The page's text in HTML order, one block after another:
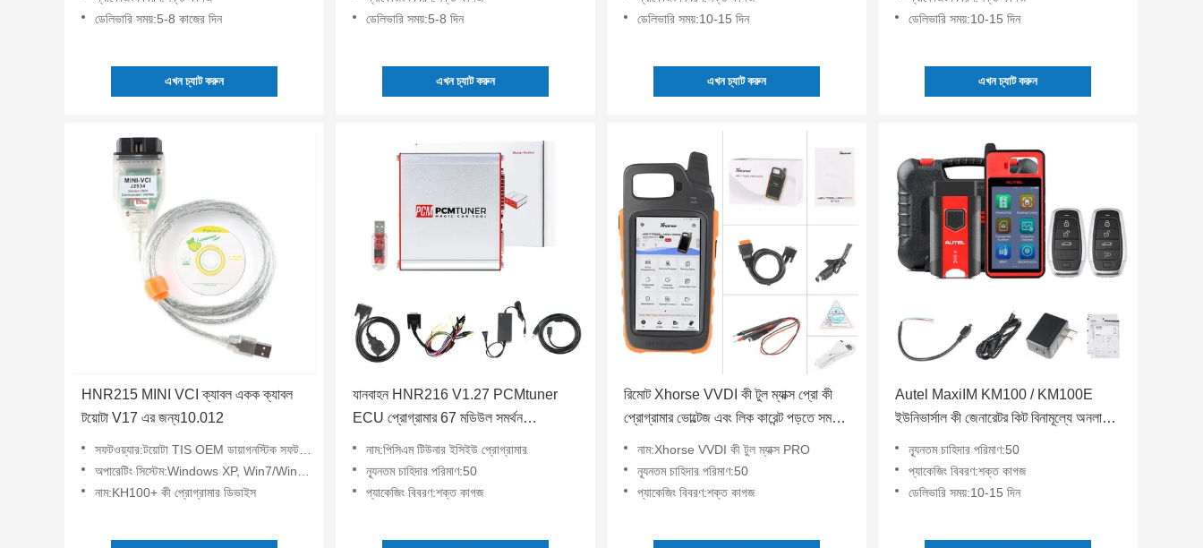
জন্যডেলিভারি সময়:5-8 কাজের দিন
এখন চ্যাট করুন
ডেলিভারি সময়:5-8 দিন
এখন চ্যাট করুন
ডেলিভারি সময়:10-15 দিন
এখন চ্যাট করুন
ডেলিভারি সময়:10-15 দিন
এখন চ্যাট করুন
HNR215 MINI VCI ক্যাবল একক ক্যাবল
টয়োটা V17 এর জন্য10.012
সফটওয়্যার:টয়োটা TIS OEM ডায়াগনস্টিক সফটওয়্যার
অপারেটিং সিস্টেম:Windows XP, Win7/Win8/Win10
নাম:KH100+ কী প্রোগ্রামার ডিভাইস
যানবাহন HNR216 V1.27 PCMtuner
ECU প্রোগ্রামার 67 মডিউল সমর্থন
Checksum Pinout ডায়াগ্রাম
নাম:পিসিএম টিউনার ইসিইউ প্রোগ্রামার
ন্যূনতম চাহিদার পরিমাণ:50
প্যাকেজিং বিবরণ:শক্ত কাগজ
রিমোট Xhorse VVDI কী টুল ম্যাক্স প্রো কী
প্রোগ্রামার ভোল্টেজ এবং লিক কারেন্ট পড়তে সমর্থন
নাম:Xhorse VVDI কী টুল ম্যাক্স PRO
ন্যূনতম চাহিদার পরিমাণ:50
প্যাকেজিং বিবরণ:শক্ত কাগজ
Autel MaxiIM KM100 / KM100E
ইউনিভার্সাল কী জেনারেটর কিট বিনামূল্যে অনলাইন
আজীবন আপডেট
ন্যূনতম চাহিদার পরিমাণ:50
প্যাকেজিং বিবরণ:শক্ত কাগজ
ডেলিভারি সময়:10-15 দিন